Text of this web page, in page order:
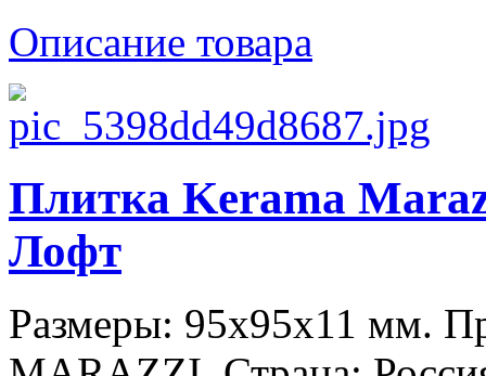
Описание товара
Плитка Kerama
Лофт
Размеры: 95x95x11 мм.